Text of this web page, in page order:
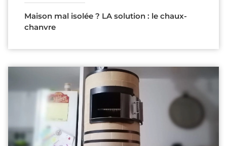
Maison mal isolée ? LA solution : le chaux-
chanvre